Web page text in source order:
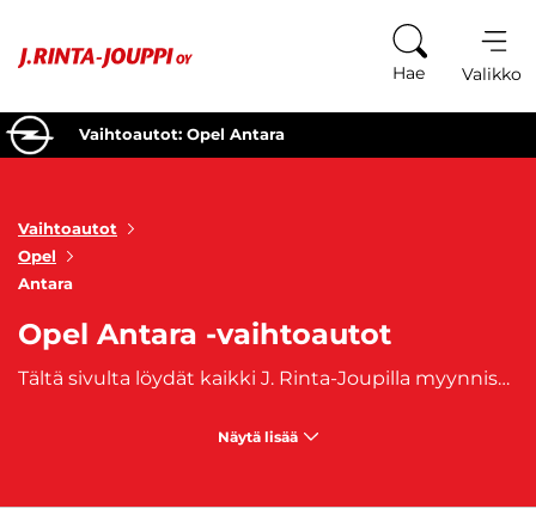
Hae Valikko
Vaihtoautot: Opel Antara
Vaihtoautot
Opel
Antara
Opel Antara -vaihtoautot
Tältä sivulta löydät kaikki J. Rinta-Joupilla myynnissä olevat käytetyt Opel Antara -vaihtoautot. Opel Antara on tilava ja monikäyttöinen katumaasturi, joka yhdistää perheauton käytännöllisyyden ja SUV-luokan ryhdikkään olemuksen. Antara sopii erinomaisesti niin arkiliikenteeseen kuin pidemmillekin matkoille, tarjoten mukavat sisätilat, korkeahkon ajoasennon ja hyvän varustelun.
Näytä lisää